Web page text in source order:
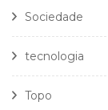
Sociedade
tecnologia
Topo